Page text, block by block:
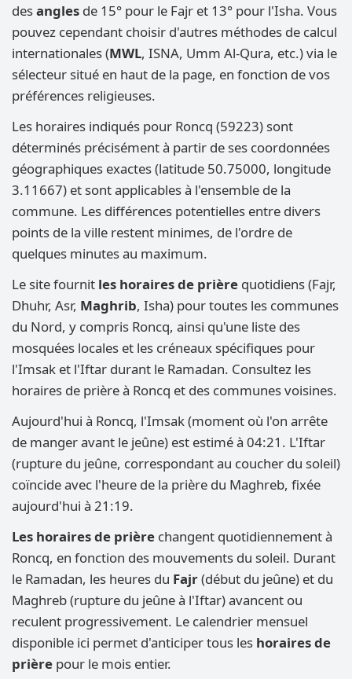
desangles de 15° pour le Fajr et 13° pour l'Isha. Vous
pouvez cependant choisir d'autres méthodes de calcul
internationales (MWL, ISNA, Umm Al-Qura, etc.) via le
sélecteur situé en haut de la page, en fonction de vos
préférences religieuses.
Les horaires indiqués pour Roncq (59223) sont
déterminés précisément à partir de ses coordonnées
géographiques exactes (latitude 50.75000, longitude
3.11667) et sont applicables à l'ensemble de la
commune. Les différences potentielles entre divers
points de la ville restent minimes, de l'ordre de
quelques minutes au maximum.
Le site fournit les horaires de prière quotidiens (Fajr,
Dhuhr, Asr, Maghrib, Isha) pour toutes les communes
du Nord, y compris Roncq, ainsi qu'une liste des
mosquées locales et les créneaux spécifiques pour
l'Imsak et l'Iftar durant le Ramadan. Consultez les
horaires de prière à Roncq et des communes voisines.
Aujourd'hui à Roncq, l'Imsak (moment où l'on arrête
de manger avant le jeûne) est estimé à 04:21. L'Iftar
(rupture du jeûne, correspondant au coucher du soleil)
coïncide avec l'heure de la prière du Maghreb, fixée
aujourd'hui à 21:19.
Les horaires de prière changent quotidiennement à
Roncq, en fonction des mouvements du soleil. Durant
le Ramadan, les heures du Fajr(début du jeûne) et du
Maghreb (rupture du jeûne à l'Iftar) avancent ou
reculent progressivement. Le calendrier mensuel
disponible ici permet d'anticiper tous les horaires de
prière pour le mois entier.